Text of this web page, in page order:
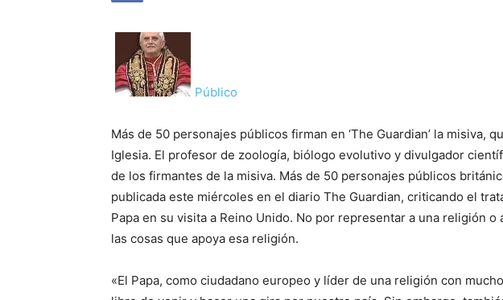
Público
Más de 50 personajes públicos firman en ‘The Guardian’ la misiva,
Iglesia. El profesor de zoología, biólogo evolutivo y divulgador
de los firmantes de la misiva. Más de 50 personajes públicos
publicada este miércoles en el diario The Guardian, criticando el
Papa en su visita a Reino Unido. No por representar a una religión o
las cosas que apoya esa religión.
«El Papa, como ciudadano europeo y líder de una religión con